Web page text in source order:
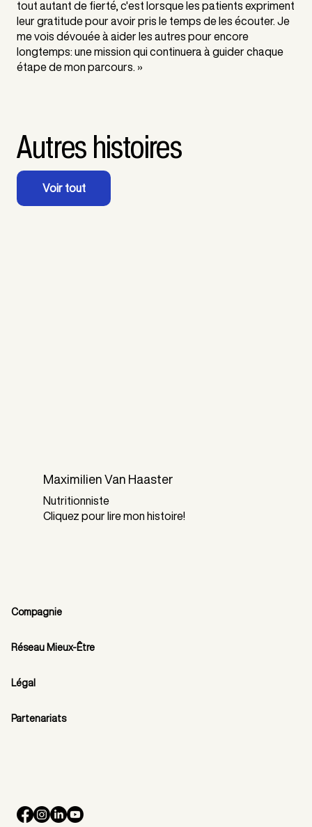
tout autant de fierté, c'est lorsque les patients expriment
leur gratitude pour avoir pris le temps de les écouter. Je
me vois dévouée à aider les autres pour encore
longtemps: une mission qui continuera à guider chaque
étape de mon parcours. »
Autres histoires
Voir tout
Maximilien Van Haaster
Nutritionniste
Cliquez pour lire mon histoire!
Compagnie
Réseau Mieux-Être
Légal
Partenariats